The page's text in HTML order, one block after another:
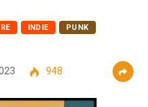
INDIE PUNK
948